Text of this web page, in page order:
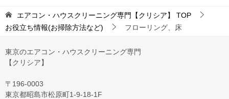
エアコン・ハウスクリーニング専門【クリシア】
TOP
お役立ち情報(お掃除方法など)
フローリング、床
東京のエアコン・ハウスクリーニング専門
【クリシア】
〒196-0003
東京都昭島市松原町1-9‐18‐1F